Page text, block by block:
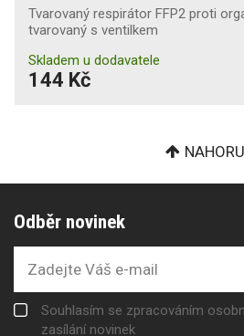
Tvarovaný respirátor FFP2 proti
tvarovaný s ventilkem
Skladem u dodavatele
144 Kč
NAHORU
Odběr novinek
Souhlasím se zpracováním
zasílání novinek